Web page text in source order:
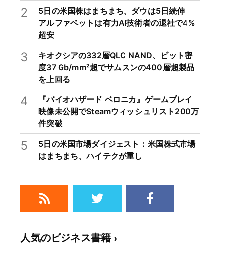
2
5日の米国株はまちまち、ダウは5日続伸
アルファベットは有力AI技術者の退社で4%
超安
3
キオクシアの332層QLC NAND、ビット密
度37 Gb/mm²超でサムスンの400層超製品
を上回る
4
『バイオハザード ベロニカ』ゲームプレイ
映像未公開でSteamウィッシュリスト200万
件突破
5
5日の米国市場ダイジェスト：米国株式市場
はまちまち、ハイテクが重し
人気のビジネス書籍